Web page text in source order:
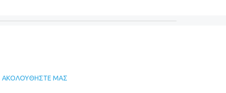
ΑΚΟΛΟΥΘΉΣΤΕ ΜΑΣ